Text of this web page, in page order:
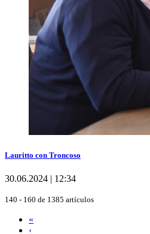
Lauritto con Troncoso
30.06.2024 | 12:34
140 - 160 de 1385 artículos
«
‹